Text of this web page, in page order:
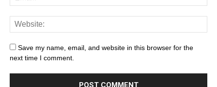
Save my name, email, and website in this browser for the
next time I comment.